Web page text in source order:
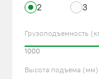
2 3
Грузоподъемность
1000
Высота подъема (мм)